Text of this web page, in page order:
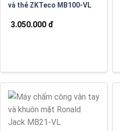
và thẻ ZKTeco MB100-VL
3.050.000 đ